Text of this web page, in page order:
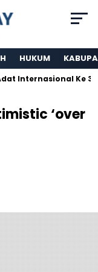
HUKUM
Internasional Ke 39
‘over